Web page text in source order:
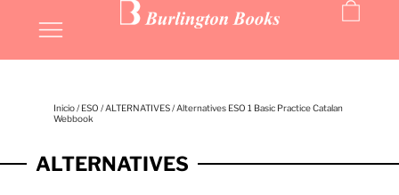
Inicio/ ESO / ALTERNATIVES/ Alternatives ESO 1 Basic Practice Catalan
Webbook
ALTERNATIVES